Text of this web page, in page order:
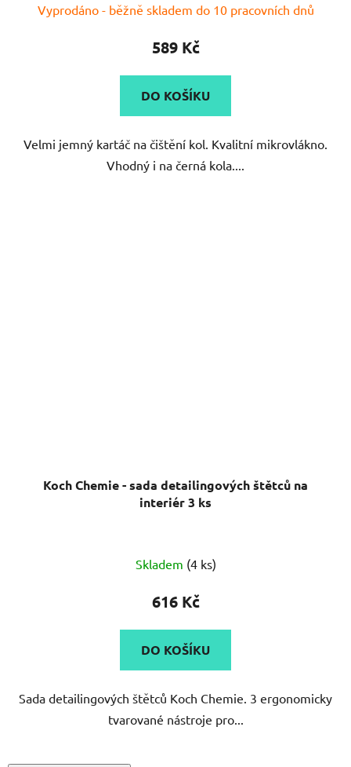
hodnocení
produktu
5,0
z
hvězdiček.
Vyprodáno - běžně skladem do 10 pracovních dnů
589 Kč
DO KOŠÍKU
Velmi jemný kartáč na čištění kol. Kvalitní mikrovlákno.
Vhodný i na černá kola....
Koch Chemie - sada detailingových štětců na
interiér 3 ks
Skladem (4 ks)
616 Kč
DO KOŠÍKU
Sada detailingových štětců Koch Chemie. 3 ergonomicky
tvarované nástroje pro...